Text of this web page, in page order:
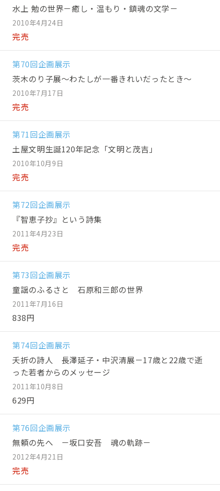
水上 勉の世界－癒し・温もり・鎮魂の文学－
2010年4月24日
完売
第70回企画展示
茨木のり子展～わたしが一番きれいだったとき～
2010年7月17日
完売
第71回企画展示
土屋文明生誕120年記念「文明と茂吉」
2010年10月9日
完売
第72回企画展示
『智恵子抄』という詩集
2011年4月23日
完売
第73回企画展示
童謡のふるさと 石原和三郎の世界
2011年7月16日
838円
第74回企画展示
夭折の詩人 長澤延子・中沢清展－17歳と22歳で逝
った若者からのメッセージ
2011年10月8日
629円
第76回企画展示
無頼の先へ －坂口安吾 魂の軌跡－
2012年4月21日
完売